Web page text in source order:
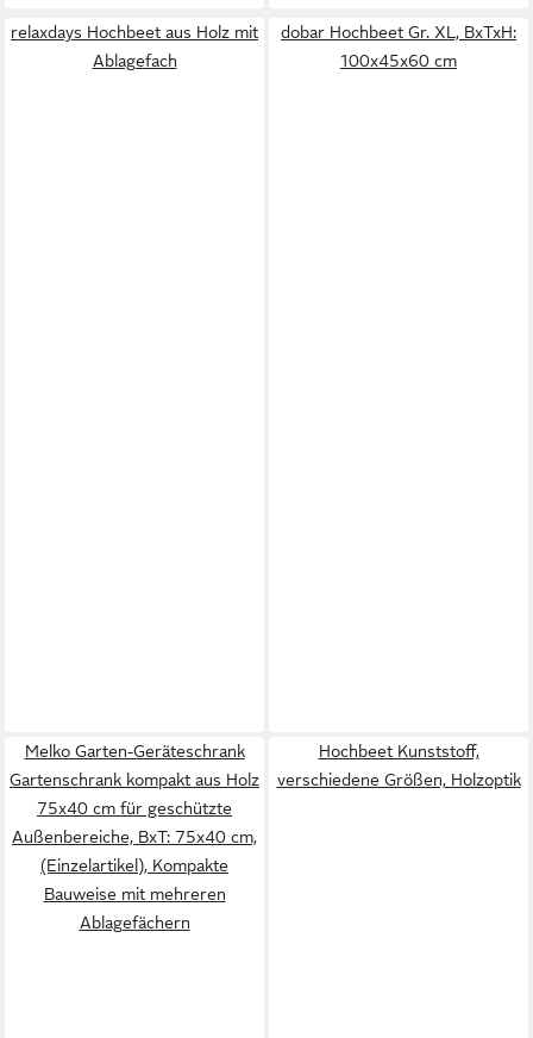
relaxdays Hochbeet aus Holz mit
Ablagefach
dobar Hochbeet Gr. XL, BxTxH:
100x45x60 cm
Melko Garten-Geräteschrank
Gartenschrank kompakt aus Holz
75x40 cm für geschützte
Außenbereiche, BxT: 75x40 cm,
(Einzelartikel), Kompakte
Bauweise mit mehreren
Ablagefächern
Hochbeet Kunststoff,
verschiedene Größen, Holzoptik